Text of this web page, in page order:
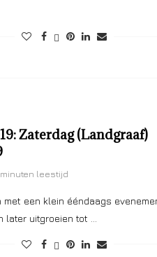
Zaterdag (Landgraaf)
minuten leestijd
met een klein ééndaags
later uitgroeien tot …